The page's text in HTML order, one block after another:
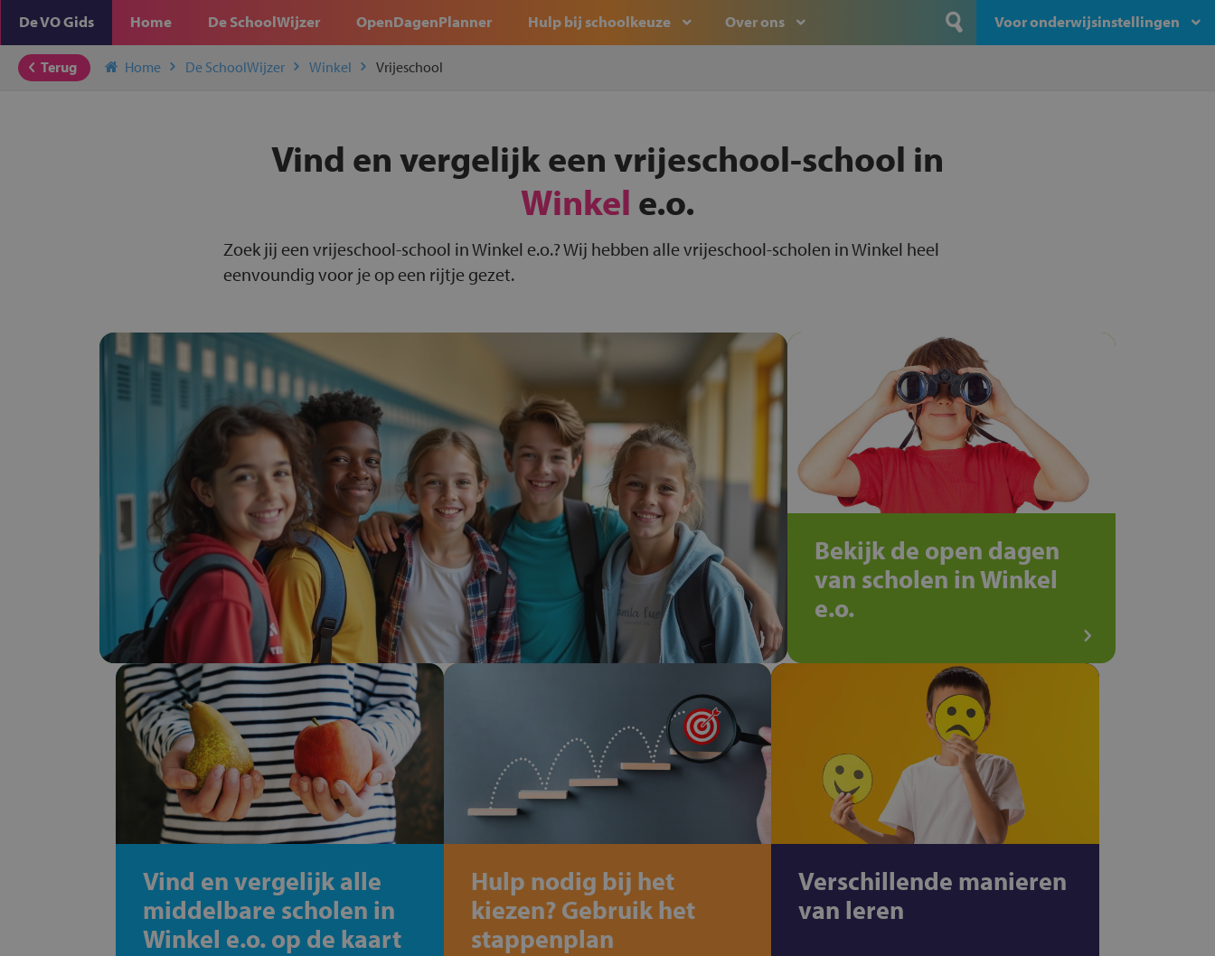
De VO Gids Home De SchoolWijzer OpenDagenPlanner Hulp bij schoolkeuze Over ons Voor onderwijsinstellingen
Terug Home De SchoolWijzer Winkel Vrijeschool
Vind en vergelijk een vrijeschool-school in
Winkel e.o.
Zoek jij een vrijeschool-school in Winkel e.o.? Wij hebben alle vrijeschool-scholen in Winkel heel
eenvoundig voor je op een rijtje gezet.
Bekijk de open dagen
van scholen in Winkel
e.o.
Vind en vergelijk alle
middelbare scholen in
Winkel e.o. op de kaart
Hulp nodig bij het
kiezen? Gebruik het
stappenplan
Verschillende manieren
van leren